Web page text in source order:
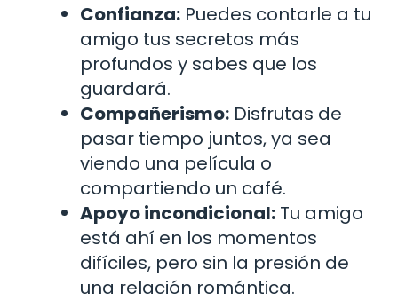
Confianza: Puedes contarle a tu
amigo tus secretos más
profundos y sabes que los
guardará.
Compañerismo: Disfrutas de
pasar tiempo juntos, ya sea
viendo una película o
compartiendo un café.
Apoyo incondicional: Tu amigo
está ahí en los momentos
difíciles, pero sin la presión de
una relación romántica.